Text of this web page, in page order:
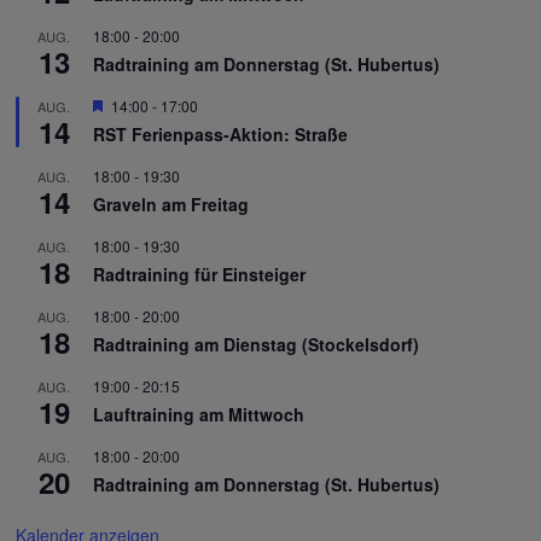
AUG.
13
18:00 -20:00
Radtraining am Donnerstag (St. Hubertus)
AUG.
14
Hervorgehoben
14:00 - 17:00
RST Ferienpass-Aktion: Straße
AUG.
14
18:00 - 19:30
Graveln am Freitag
AUG.
18
18:00 - 19:30
Radtraining für Einsteiger
AUG.
18
18:00 -20:00
Radtraining am Dienstag (Stockelsdorf)
AUG.
19
19:00 -20:15
Lauftraining am Mittwoch
AUG.
20
18:00 -20:00
Radtraining am Donnerstag (St. Hubertus)
Kalender anzeigen